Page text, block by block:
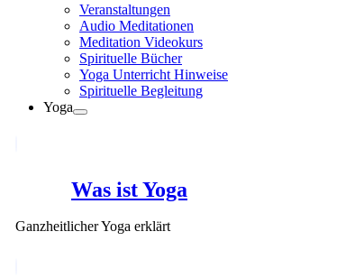
Veranstaltungen
Audio Meditationen
Meditation Videokurs
Spirituelle Bücher
Yoga Unterricht Hinweise
Spirituelle Begleitung
Yoga
Was ist Yoga
Ganzheitlicher Yoga erklärt